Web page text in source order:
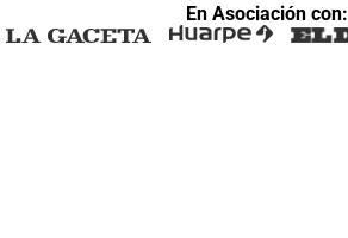
En Asociación con: